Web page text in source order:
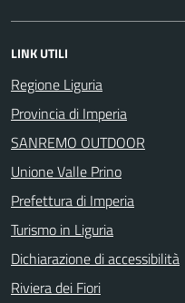
LINK UTILI
Regione Liguria
Provincia di Imperia
SANREMO OUTDOOR
Unione Valle Prino
Prefettura di Imperia
Turismo in Liguria
Dichiarazione di accessibilità
Riviera dei Fiori